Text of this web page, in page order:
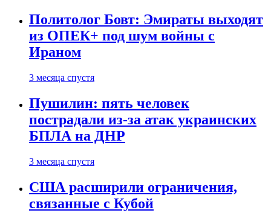
Политолог Бовт: Эмираты выходят
из ОПЕК+ под шум войны с
Ираном
3 месяца спустя
Пушилин: пять человек
пострадали из-за атак украинских
БПЛА на ДНР
3 месяца спустя
США расширили ограничения,
связанные с Кубой